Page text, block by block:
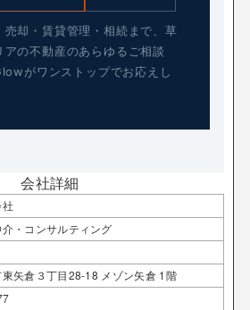
売却・賃貸管理・相続まで、草
アの不動産のあらゆるご相談
がワンストップでお応えし
会社詳細
・コンサルティング
矢倉３丁目28-18 メゾン矢倉 1階